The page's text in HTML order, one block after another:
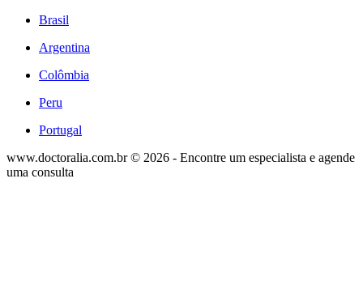
Brasil
Argentina
Colômbia
Peru
Portugal
www.doctoralia.com.br © 2026 - Encontre um especialista e agende
uma consulta